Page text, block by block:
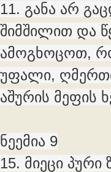
11. განა არ
შიმშილით და
ამოგხოცოთ,
უფალი, ღმერთი
აშურის მეფის
ნეემია 9
15. მიეცი პური